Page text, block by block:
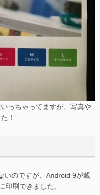
っちゃってますが、写真や
！
いのですが、Android 9が載
印刷できました。